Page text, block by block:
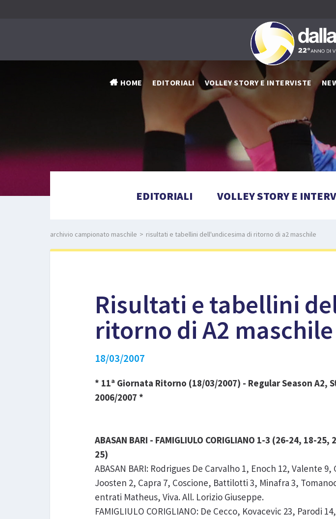
HOME EDITORIALI VOLLEY STORY E INTERVISTE
EDITORIALI VOLLEY STORY E
archivio campionato maschile > risultati e tabellini dell'undicesima di ritorno di a2 maschile
Risultati e tabellini
ritorno di A2 maschile
18/03/2007
* 11ª Giornata Ritorno (18/03/2007) - Regular Season A2,
2006/2007 *
ABASAN BARI - FAMIGLIULO CORIGLIANO 1-3 (26-24, 18-25,
25)
ABASAN BARI: Rodrigues De Carvalho 1, Enoch 12, Valente
Joosten 2, Capra 7, Coscione, Battilotti 3, Minafra 3,
entrati Matheus, Viva. All. Lorizio Giuseppe.
FAMIGLIULO CORIGLIANO: De Cecco, Kovacevic 23, Parodi